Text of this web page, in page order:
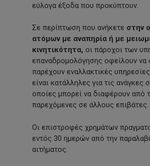
εύλογα έξοδα που προκύπτουν.
Σε περίπτωση που ανήκετε στην
ατόμων με αναπηρία ή με
κινητικότητα, οι πάροχοι των
επαναδρομολόγησης οφείλουν να
παρέχουν εναλλακτικές
είναι κατάλληλες για τις ανάγκες
οποίες μπορεί να διαφέρουν από
παρεχόμενες σε άλλους επιβάτες.
Οι επιστροφές χρημάτων
εντός 30 ημερών από την
αιτήματος.